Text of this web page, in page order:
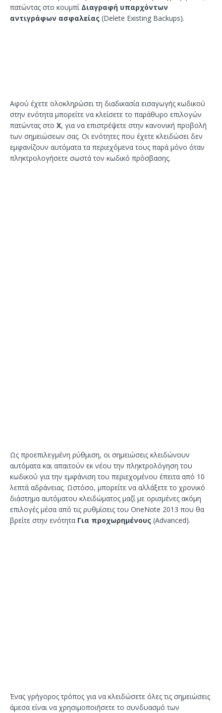
πατώντας στο κουμπί Διαγραφή υπαρχόντων
αντιγράφων ασφαλείας (Delete Existing Backups).
Αφού έχετε ολοκληρώσει τη διαδικασία εισαγωγής κωδικού
στην ενότητα μπορείτε να κλείσετε το παράθυρο επιλογών
πατώντας στο Χ, για να επιστρέψετε στην κανονική προβολή
των σημειώσεων σας. Οι ενότητες που έχετε κλειδώσει δεν
εμφανίζουν αυτόματα τα περιεχόμενα τους παρά μόνο όταν
πληκτρολογήσετε σωστά τον κωδικό πρόσβασης.
Ως προεπιλεγμένη ρύθμιση, οι σημειώσεις κλειδώνουν
αυτόματα και απαιτούν εκ νέου την πληκτρολόγηση του
κωδικού για την εμφάνιση του περιεχομένου έπειτα από 10
λεπτά αδράνειας. Ωστόσο, μπορείτε να αλλάξετε το χρονικό
διάστημα αυτόματου κλειδώματος μαζί με ορισμένες ακόμη
επιλογές μέσα από τις ρυθμίσεις του OneNote 2013 που θα
βρείτε στην ενότητα Για προχωρημένους (Advanced).
Ένας γρήγορος τρόπος για να κλειδώσετε όλες τις σημειώσεις
άμεσα είναι να χρησιμοποιήσετε το συνδυασμό των